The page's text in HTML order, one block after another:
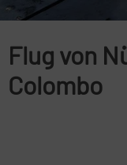
Flug von
Colombo